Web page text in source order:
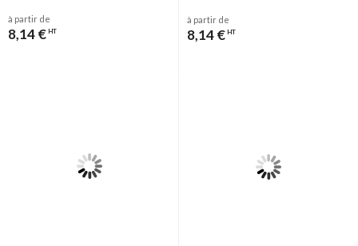
à partir de
8,14 € HT
à partir de
8,14 € HT